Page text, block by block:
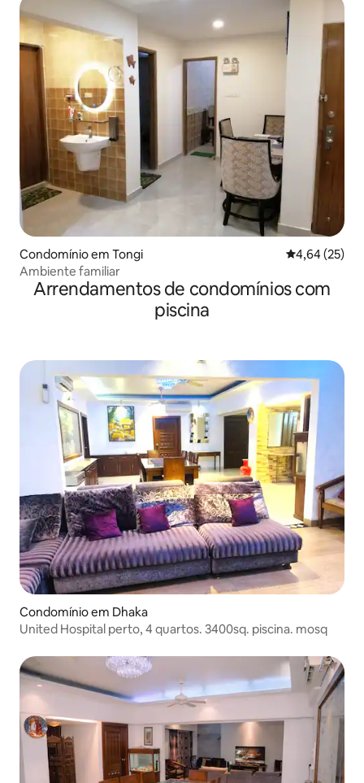
Condomínio em Tongi Classificação
4,64 (25)
Ambiente familiar
Arrendamentos de condomínios com
piscina
Condomínio em Dhaka
United Hospital perto, 4 quartos. 3400sq. piscina. mosq